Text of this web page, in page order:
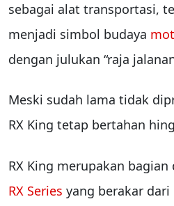
sebagai alat transportasi,
menjadi simbol budaya
dengan julukan “raja
Meski sudah lama tidak
RX King tetap bertahan
RX King merupakan
RX Series yang berakar dari